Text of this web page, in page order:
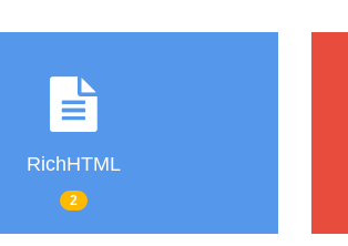
RichHTML
2